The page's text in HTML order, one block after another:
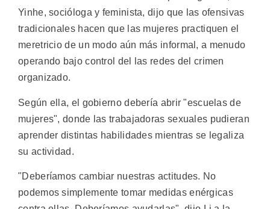
Yinhe, socióloga y feminista, dijo que las ofensivas
tradicionales hacen que las mujeres practiquen el
meretricio de un modo aún más informal, a menudo
operando bajo control del las redes del crimen
organizado.
Según ella, el gobierno debería abrir "escuelas de
mujeres", donde las trabajadoras sexuales pudieran
aprender distintas habilidades mientras se legaliza
su actividad.
"Deberíamos cambiar nuestras actitudes. No
podemos simplemente tomar medidas enérgicas